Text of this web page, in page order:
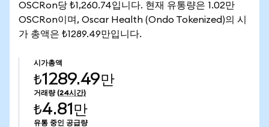
OSCRon당 ₺1,260.74입니다. 현재 유통량은 1.02만
OSCRon이며, Oscar Health (Ondo Tokenized)의 시
가 총액은 ₺1289.49만입니다.
시가총액
₺1289.49만
거래량 (24시간)
₺4.81만
유통 중인 공급량